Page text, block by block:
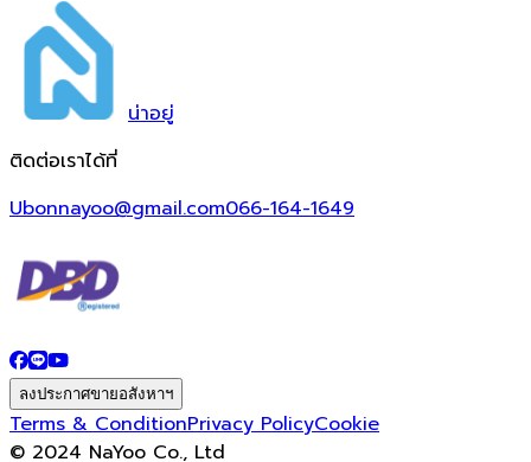
น่าอยู่
ติดต่อเราได้ที่
Ubonnayoo@gmail.com066-164-1649
ลงประกาศขายอสังหาฯ
Terms & ConditionPrivacy PolicyCookie
© 2024 NaYoo Co., Ltd